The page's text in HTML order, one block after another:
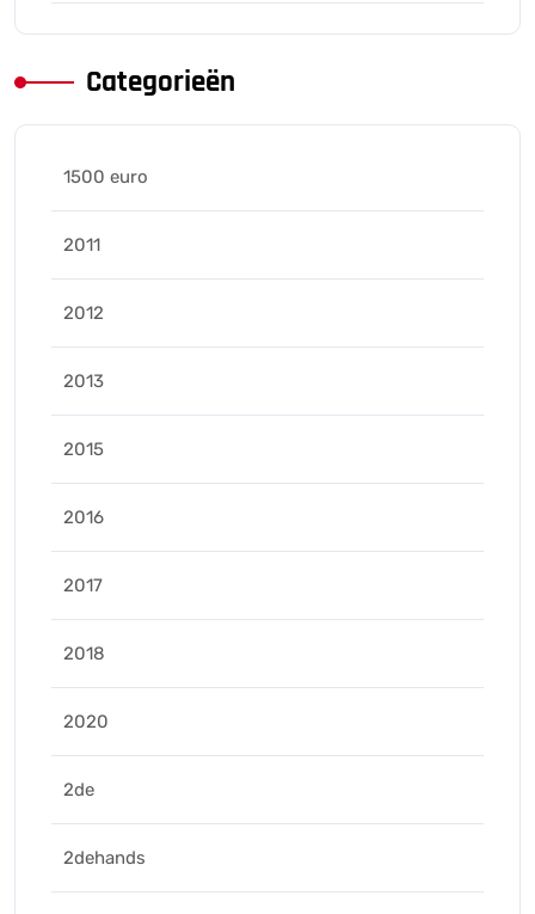
Categorieën
1500 euro
2011
2012
2013
2015
2016
2017
2018
2020
2de
2dehands